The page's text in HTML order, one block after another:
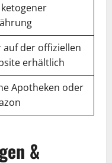
auf der offiziellen
erhältlich
Apotheken oder
&